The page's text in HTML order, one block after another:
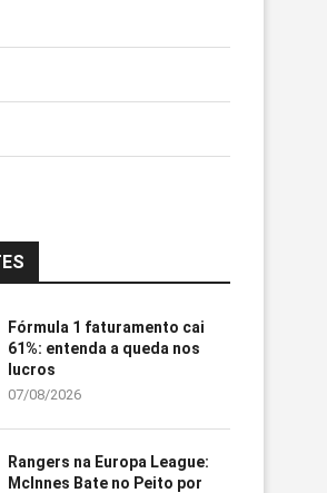
Fórmula 1 faturamento cai
61%: entenda a queda nos
lucros
07/08/2026
Rangers na Europa League:
McInnes Bate no Peito por